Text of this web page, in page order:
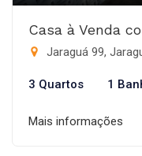
Casa à Venda
Jaraguá 99,
3 Quartos 1
Mais informações